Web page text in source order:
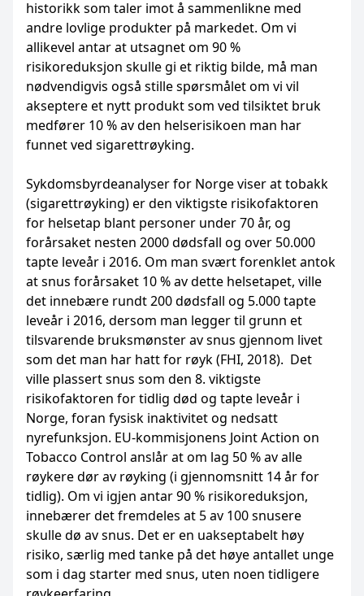
historikk som taler imot å sammenlikne med
andre lovlige produkter på markedet. Om vi
allikevel antar at utsagnet om 90 %
risikoreduksjon skulle gi et riktig bilde, må man
nødvendigvis også stille spørsmålet om vi vil
akseptere et nytt produkt som ved tilsiktet bruk
medfører 10 % av den helserisikoen man har
funnet ved sigarettrøyking.
Sykdomsbyrdeanalyser for Norge viser at tobakk
(sigarettrøyking) er den viktigste risikofaktoren
for helsetap blant personer under 70 år, og
forårsaket nesten 2000 dødsfall og over 50.000
tapte leveår i 2016. Om man svært forenklet antok
at snus forårsaket 10 % av dette helsetapet, ville
det innebære rundt 200 dødsfall og 5.000 tapte
leveår i 2016, dersom man legger til grunn et
tilsvarende bruksmønster av snus gjennom livet
som det man har hatt for røyk (FHI, 2018). Det
ville plassert snus som den 8. viktigste
risikofaktoren for tidlig død og tapte leveår i
Norge, foran fysisk inaktivitet og nedsatt
nyrefunksjon. EU-kommisjonens Joint Action on
Tobacco Control anslår at om lag 50 % av alle
røykere dør av røyking (i gjennomsnitt 14 år for
tidlig). Om vi igjen antar 90 % risikoreduksjon,
innebærer det fremdeles at 5 av 100 snusere
skulle dø av snus. Det er en uakseptabelt høy
risiko, særlig med tanke på det høye antallet unge
som i dag starter med snus, uten noen tidligere